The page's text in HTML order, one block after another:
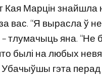
Кая Марцін знайшла
вас. “Я вырасла ў
– тлумачыць яна.
былі на любых
Убачыўшы гэта